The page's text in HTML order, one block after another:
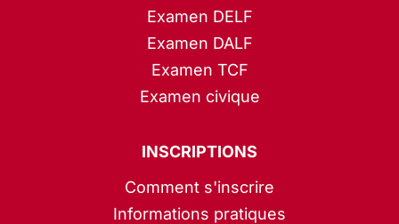
Examen DELF
Examen DALF
Examen TCF
Examen civique
INSCRIPTIONS
Comment s'inscrire
Informations pratiques